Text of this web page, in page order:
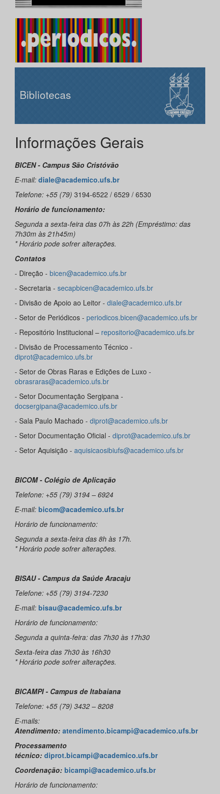
Bibliotecas
Informações Gerais
BICEN - Campus São Cristóvão
E-mail: diale@academico.ufs.br
Telefone: +55 (79) 3194-6522 / 6529 / 6530
Horário de funcionamento:
Segunda a sexta-feira das 07h às 22h (Empréstimo: das
7h30m às 21h45m)
* Horário pode sofrer alterações.
Contatos
- Direção - bicen@academico.ufs.br
- Secretaria - secapbicen@academico.ufs.br
- Divisão de Apoio ao Leitor - diale@academico.ufs.br
- Setor de Periódicos - periodicos.bicen@academico.ufs.br
- Repositório Institucional – repositorio@academico.ufs.br
- Divisão de Processamento Técnico -
diprot@academico.ufs.br
- Setor de Obras Raras e Edições de Luxo -
obrasraras@academico.ufs.br
- Setor Documentação Sergipana -
docsergipana@academico.ufs.br
- Sala Paulo Machado - diprot@academico.ufs.br
- Setor Documentação Oficial - diprot@academico.ufs.br
- Setor Aquisição - aquisicaosibiufs@academico.ufs.br
BICOM - Colégio de Aplicação
Telefone: +55 (79) 3194 – 6924
E-mail: bicom@academico.ufs.br
Horário de funcionamento:
Segunda a sexta-feira das 8h às 17h.
* Horário pode sofrer alterações.
BISAU - Campus da Saúde Aracaju
Telefone: +55 (79) 3194-7230
E-mail: bisau@academico.ufs.br
Horário de funcionamento:
Segunda a quinta-feira: das 7h30 às 17h30
Sexta-feira das 7h30 às 16h30
* Horário pode sofrer alterações.
BICAMPI - Campus de Itabaiana
Telefone: +55 (79) 3432 – 8208
E-mails:
Atendimento: atendimento.bicampi@academico.ufs.br
Processamento
técnico: diprot.bicampi@academico.ufs.br
Coordenação: bicampi@academico.ufs.br
Horário de funcionamento: